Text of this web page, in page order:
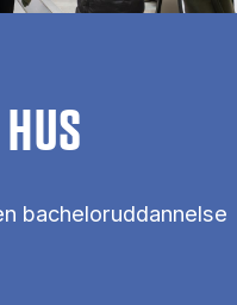
bacheloruddannelse